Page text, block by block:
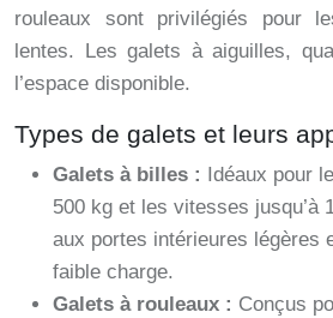
rouleaux sont privilégiés pour
lentes. Les galets à aiguilles,
l’espace disponible.
Types de galets et leurs
Galets à billes :
Idéaux pour
500 kg et les vitesses jusqu’à
aux portes intérieures légères
faible charge.
Galets à rouleaux : Conçus